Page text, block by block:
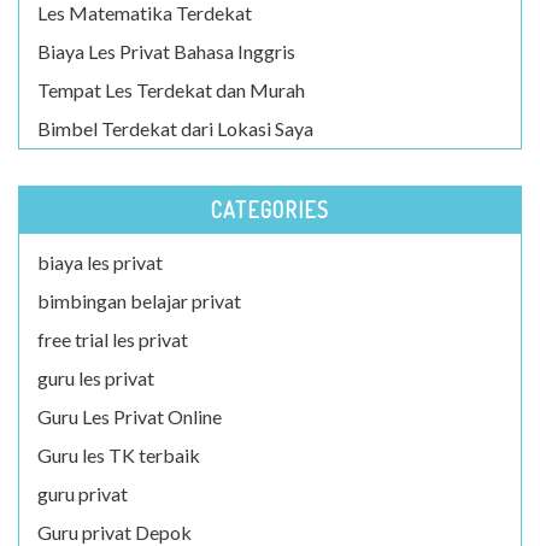
Les Matematika Terdekat
Biaya Les Privat Bahasa Inggris
Tempat Les Terdekat dan Murah
Bimbel Terdekat dari Lokasi Saya
CATEGORIES
biaya les privat
bimbingan belajar privat
free trial les privat
guru les privat
Guru Les Privat Online
Guru les TK terbaik
guru privat
Guru privat Depok